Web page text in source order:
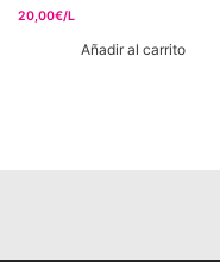
20,00€/L
Añadir al carrito